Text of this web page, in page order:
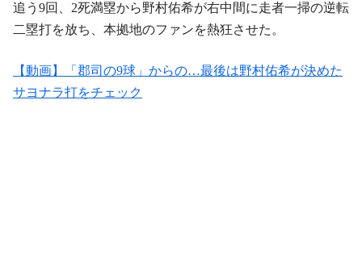
追う9回、2死満塁から野村佑希が右中間に走者一掃の逆転
二塁打を放ち、本拠地のファンを熱狂させた。
【動画】「郡司の9球」からの…最後は野村佑希が決めた
サヨナラ打をチェック